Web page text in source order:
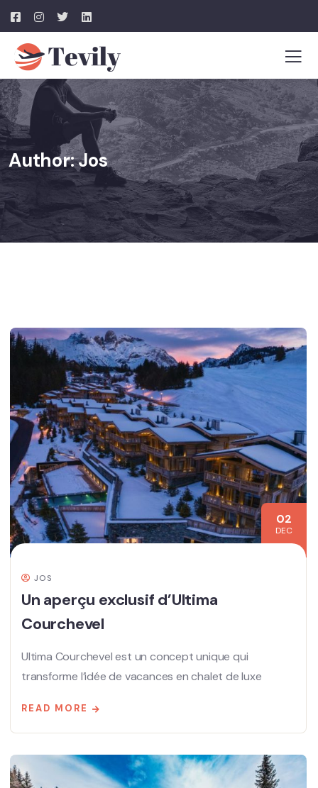
Author:Jos
02
DEC
JOS
Un aperçu exclusif d’Ultima
Courchevel
Ultima Courchevel est un concept unique qui
transforme l’idée de vacances en chalet de luxe
READ MORE